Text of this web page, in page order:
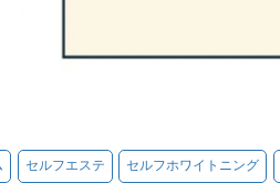
セルフエステ セルフホワイトニング